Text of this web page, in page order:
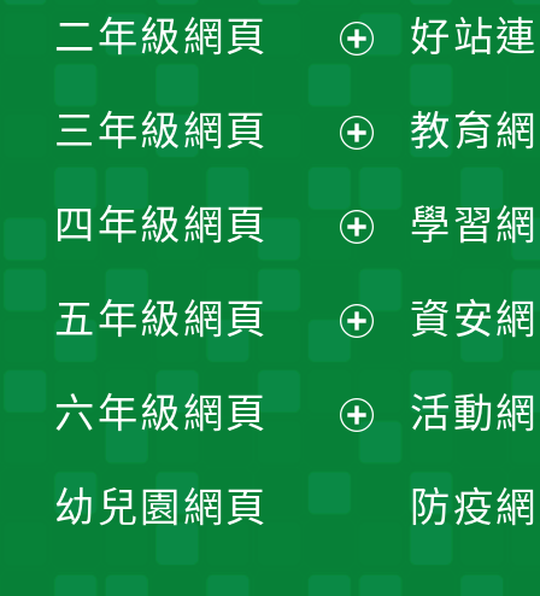
開
選
單
二年級網頁
開
選
單
三年級網頁
開
選
單
四年級網頁
開
選
五年級網頁
開
六年級網頁
幼兒園網頁
好站
教育
學習
資安
活動
防疫